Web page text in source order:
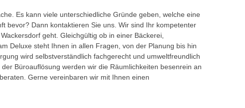
Es kann viele unterschiedliche Gründe geben, welche eine
bevor? Dann kontaktieren Sie uns. Wir sind Ihr kompetenter
geht. Gleichgültig ob in einer Bäckerei,
Deluxe steht Ihnen in allen Fragen, von der Planung bis hin
wird selbstverständlich fachgerecht und umweltfreundlich
Büroauflösung werden wir die Räumlichkeiten besenrein an
Gerne vereinbaren wir mit Ihnen einen